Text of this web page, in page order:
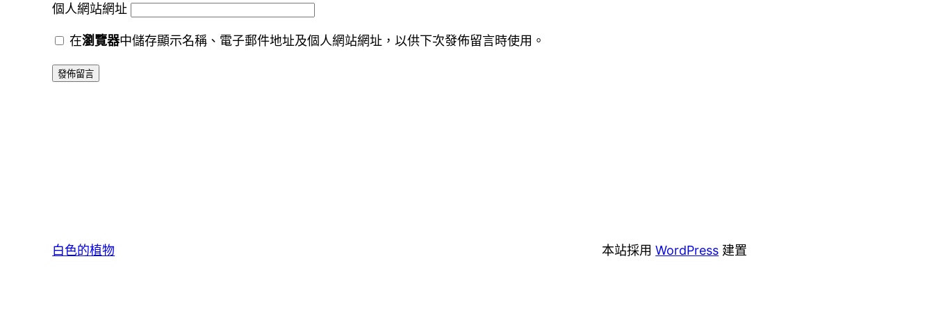
個人網站網址
在瀏覽器中儲存顯示名稱、電子郵件地址及個人網站網址，以供下次發佈留言時使用。
白色的植物 本站採用WordPress 建置